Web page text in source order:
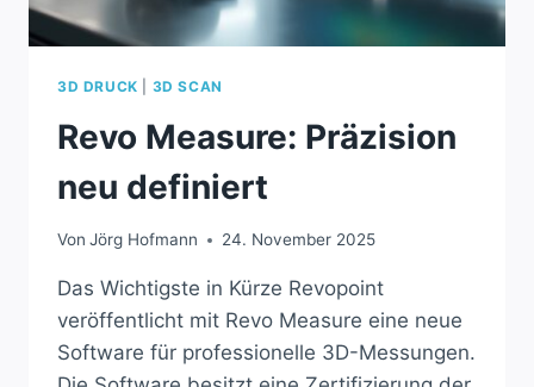
3D DRUCK 3D SCAN
Revo Measure: Präzision
neu definiert
Von Jörg Hofmann 24. November 2025
Das Wichtigste in Kürze Revopoint
veröffentlicht mit Revo Measure eine neue
Software für professionelle 3D-Messungen.